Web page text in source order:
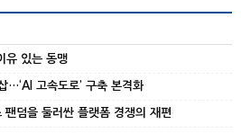
유 있는 동맹
…‘AI 고속도로’ 구축 본격화
팬덤을 둘러싼 플랫폼 경쟁의 재편